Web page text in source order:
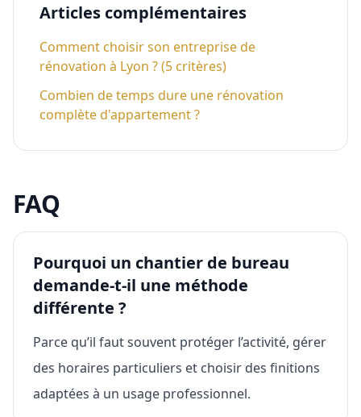
Articles complémentaires
Comment choisir son entreprise de
rénovation à Lyon ? (5 critères)
Combien de temps dure une rénovation
complète d'appartement ?
FAQ
Pourquoi un chantier de bureau
demande-t-il une méthode
différente ?
Parce qu’il faut souvent protéger l’activité, gérer
des horaires particuliers et choisir des finitions
adaptées à un usage professionnel.